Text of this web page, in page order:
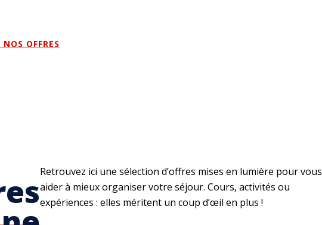
OFFRES
Retrouvez ici une sélection d’offres mises en lumière pour vous
aider à mieux organiser votre séjour. Cours, activités ou
expériences : elles méritent un coup d’œil en plus !